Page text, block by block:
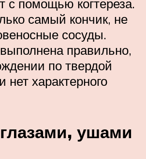
с помощью когтереза.
самый кончик, не
сосуды.
правильно,
по твердой
нет характерного
ушами